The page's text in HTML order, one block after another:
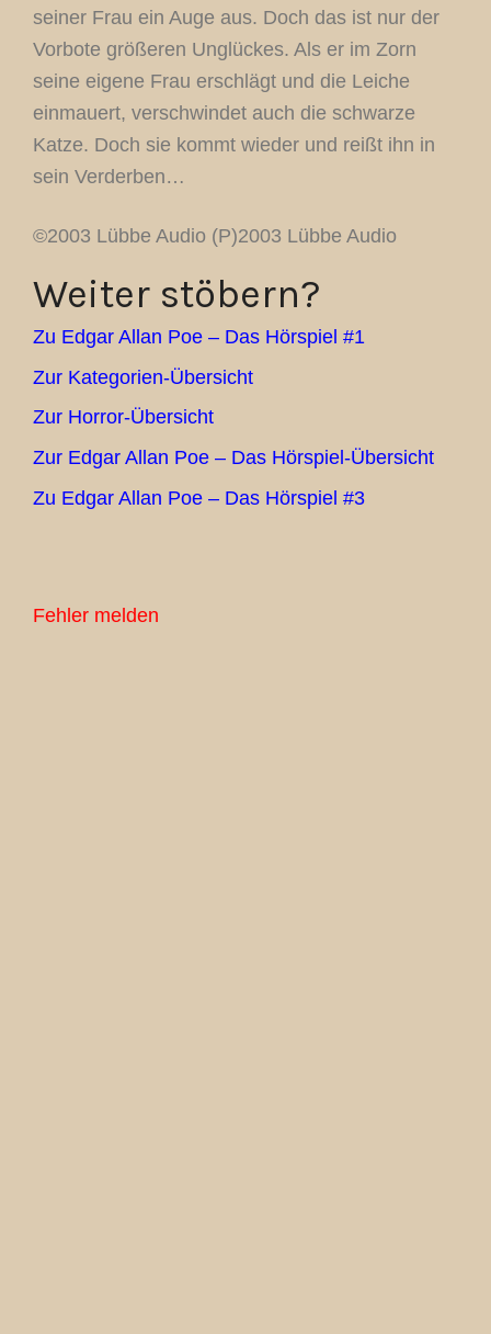
seiner Frau ein Auge aus. Doch das ist nur der
Vorbote größeren Unglückes. Als er im Zorn
seine eigene Frau erschlägt und die Leiche
einmauert, verschwindet auch die schwarze
Katze. Doch sie kommt wieder und reißt ihn in
sein Verderben…
©2003 Lübbe Audio (P)2003 Lübbe Audio
Weiter stöbern?
Zu Edgar Allan Poe – Das Hörspiel #1
Zur Kategorien-Übersicht
Zur Horror-Übersicht
Zur Edgar Allan Poe – Das Hörspiel-Übersicht
Zu Edgar Allan Poe – Das Hörspiel #3
Fehler melden